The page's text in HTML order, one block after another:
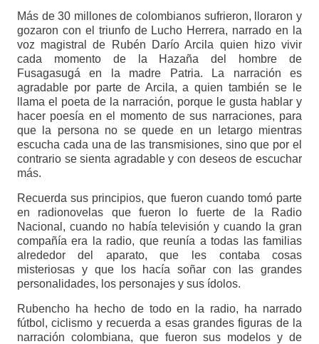
Más de 30 millones de colombianos sufrieron, lloraron y
gozaron con el triunfo de Lucho Herrera, narrado en la
voz magistral de Rubén Darío Arcila quien hizo vivir
cada momento de la Hazaña del hombre de
Fusagasugá en la madre Patria. La narración es
agradable por parte de Arcila, a quien también se le
llama el poeta de la narración, porque le gusta hablar y
hacer poesía en el momento de sus narraciones, para
que la persona no se quede en un letargo mientras
escucha cada una de las transmisiones, sino que por el
contrario se sienta agradable y con deseos de escuchar
más.
Recuerda sus principios, que fueron cuando tomó parte
en radionovelas que fueron lo fuerte de la Radio
Nacional, cuando no había televisión y cuando la gran
compañía era la radio, que reunía a todas las familias
alrededor del aparato, que les contaba cosas
misteriosas y que los hacía soñar con las grandes
personalidades, los personajes y sus ídolos.
Rubencho ha hecho de todo en la radio, ha narrado
fútbol, ciclismo y recuerda a esas grandes figuras de la
narración colombiana, que fueron sus modelos y de